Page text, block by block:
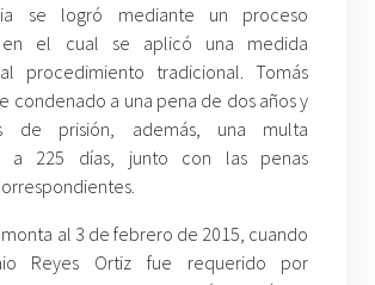
se logró mediante un proceso
en el cual se aplicó una medida
procedimiento tradicional. Tomás
condenado a una pena de dos años y
de prisión, además, una multa
a 225 días, junto con las penas
al 3 de febrero de 2015, cuando
Reyes Ortiz fue requerido por